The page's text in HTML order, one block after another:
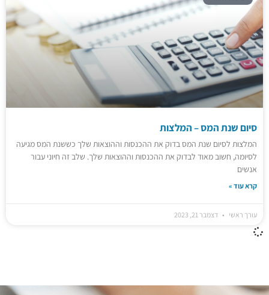
סיום שנת המס – המלצות
המלצות לסיום שנת המס בדוק את ההכנסות וההוצאות שלך כששנת המס מגיעה
לסיומה, חשוב מאוד לבדוק את ההכנסות וההוצאות שלך. שלב זה חיוני עבור
אנשים
קרא עוד »
עורך ראשי דצמבר 21, 2023